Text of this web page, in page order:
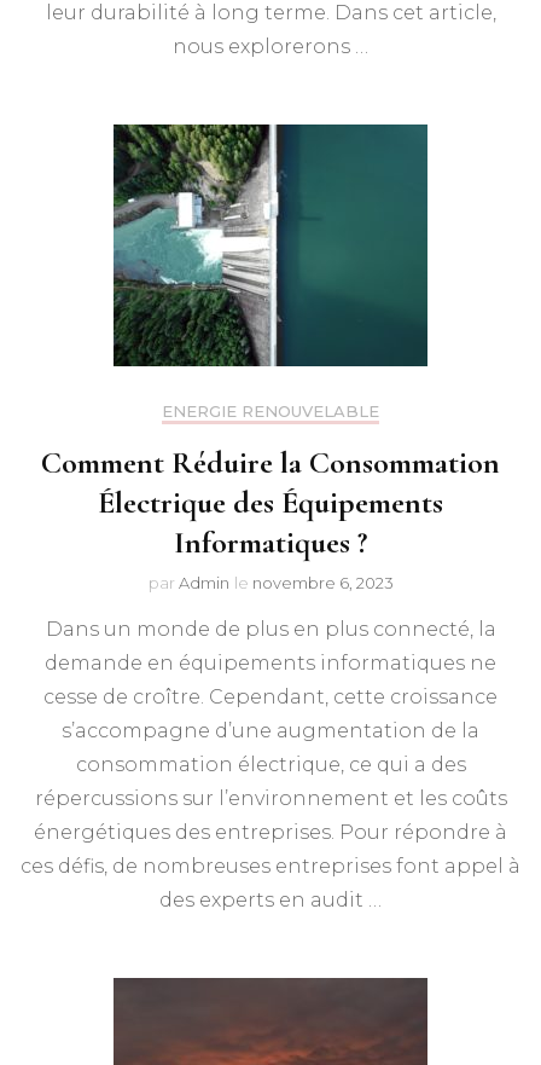
leur durabilité à long terme. Dans cet article,
nous explorerons …
ENERGIE RENOUVELABLE
Comment Réduire la Consommation
Électrique des Équipements
Informatiques ?
par Admin le novembre 6, 2023
Dans un monde de plus en plus connecté, la
demande en équipements informatiques ne
cesse de croître. Cependant, cette croissance
s’accompagne d’une augmentation de la
consommation électrique, ce qui a des
répercussions sur l’environnement et les coûts
énergétiques des entreprises. Pour répondre à
ces défis, de nombreuses entreprises font appel à
des experts en audit …